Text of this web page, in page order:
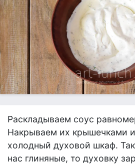
Раскладываем соус
Накрываем их крышечками
холодный духовой шкаф.
нас глиняные, то духовку